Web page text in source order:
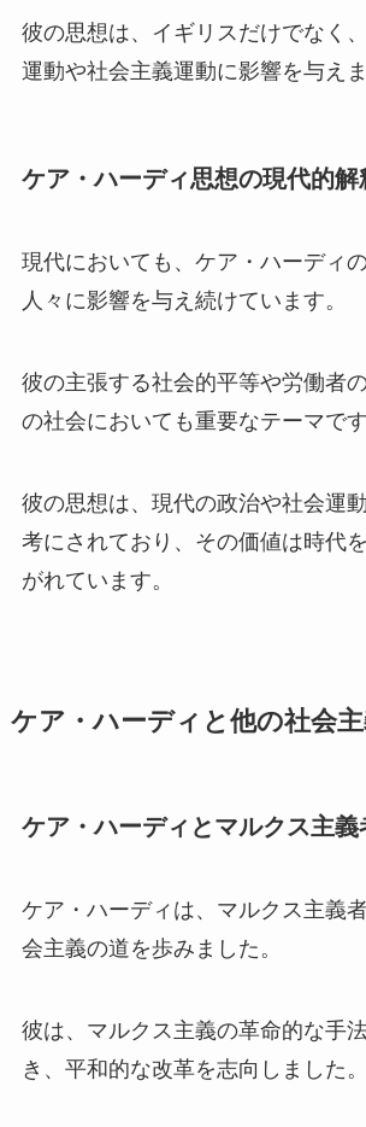
彼の思想は、イギリスだけでなく
運動や社会主義運動に影響を与えま
ケア・ハーディ思想の現代的解
現代においても、ケア・ハーディ
人々に影響を与え続けています。
彼の主張する社会的平等や労働者
の社会においても重要なテーマです
彼の思想は、現代の政治や社会運
考にされており、その価値は時代
がれています。
ケア・ハーディと他の社会
ケア・ハーディとマルクス主義
ケア・ハーディは、マルクス主義
会主義の道を歩みました。
彼は、マルクス主義の革命的な手
き、平和的な改革を志向しました。